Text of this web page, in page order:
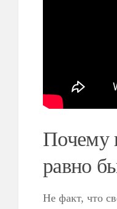
Почему
равно
Не факт, что